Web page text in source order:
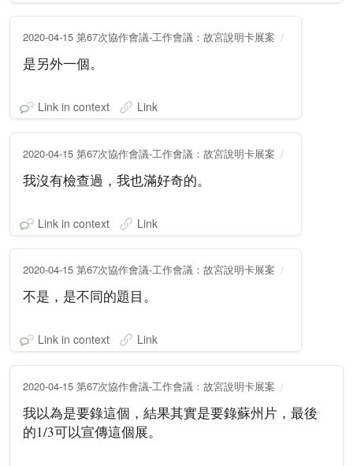
2020-04-15 第67次協作會議-工作會議：故宮說明卡展案
是另外一個。
Link in context Link
2020-04-15 第67次協作會議-工作會議：故宮說明卡展案
我沒有檢查過，我也滿好奇的。
Link in context Link
2020-04-15 第67次協作會議-工作會議：故宮說明卡展案
不是，是不同的題目。
Link in context Link
2020-04-15 第67次協作會議-工作會議：故宮說明卡展案
我以為是要錄這個，結果其實是要錄蘇州片，最後
的1/3可以宣傳這個展。